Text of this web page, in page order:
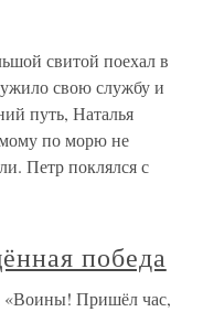
свитой поехал в
свою службу и
путь, Наталья
по морю не
Петр поклялся с
победа
«Воины! Пришёл час,